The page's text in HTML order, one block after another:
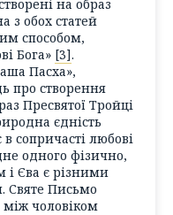
на образ
з обох статей
способом,
Бога» [3].
Пасха»,
про створення
Пресвятої Тройці
єдність
сопричасті любові
одного фізично,
і Єва є різними
Святе Письмо
між чоловіком